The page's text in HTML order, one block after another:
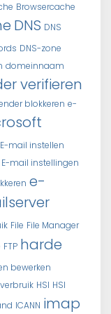
Browsercache
DNS DNS
DNS-zone
domeinnaam
verifieren
blokkeren e-
E-mail instellen
E-mail instellingen
e-
File File Manager
FTP harde
bewerken
HSI HSI
ICANN imap